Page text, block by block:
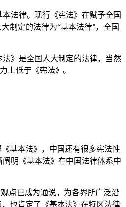
法律。现行《宪法》在赋予全国
制定的法律为“基本法律”，全国
》是全国人大制定的法律，当然
上低于《宪法》。
基本法》，中国还有很多宪法性
明《基本法》在中国法律体系中
点已成为通说，为各界所广泛沿
也肯定了《基本法》在特区法律